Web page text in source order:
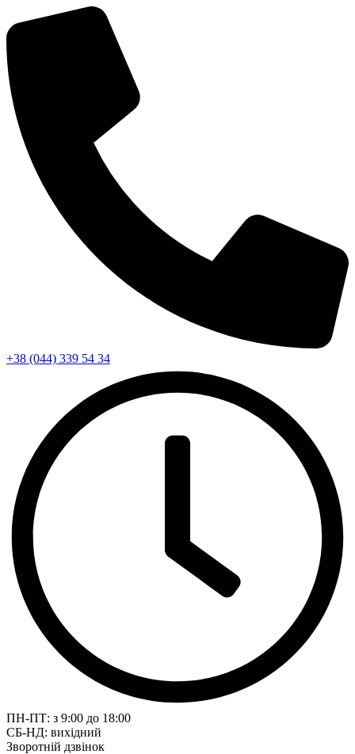
+38 (044) 339 54 34
ПН-ПТ: з 9:00 до 18:00
СБ-НД: вихідний
Зворотній дзвінок